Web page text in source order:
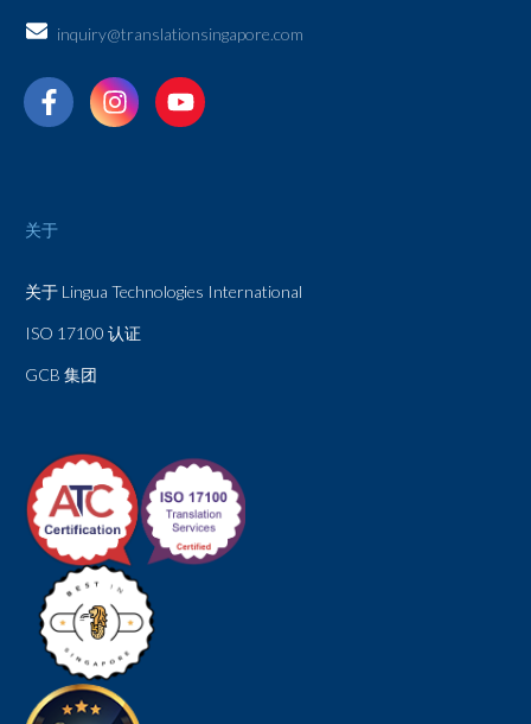
inquiry@translationsingapore.com
关于
关于 Lingua Technologies International
ISO 17100 认证
GCB 集团